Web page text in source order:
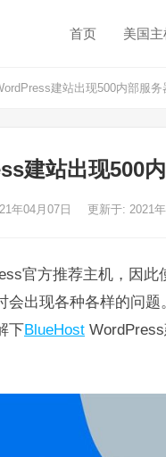
首页 美国
建站出现500内部服
建站出现500
年04月07日 更新于: 2021
官方推荐主机，因
会出现各种各样的问题
下BlueHost